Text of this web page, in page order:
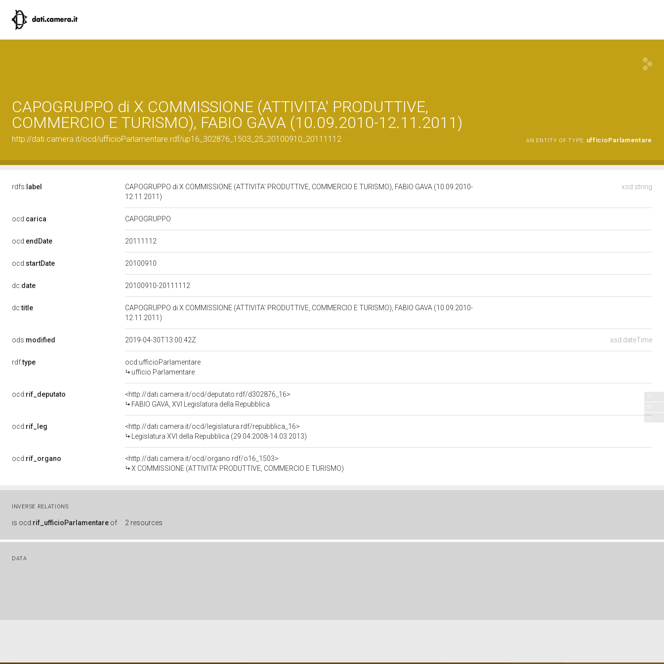
CAPOGRUPPO di X COMMISSIONE (ATTIVITA' PRODUTTIVE,
COMMERCIO E TURISMO), FABIO GAVA (10.09.2010-12.11.2011)
http://dati.camera.it/ocd/ufficioParlamentare.rdf/up16_302876_1503_25_20100910_20111112 AN ENTITY OF TYPE: ufficioParlamentare
rdfs: label xsd:string
CAPOGRUPPO di X COMMISSIONE (ATTIVITA' PRODUTTIVE, COMMERCIO E TURISMO), FABIO GAVA (10.09.2010-
12.11.2011)
ocd:carica CAPOGRUPPO
ocd:endDate 20111112
ocd:startDate 20100910
dc:date 20100910-20111112
dc:title
CAPOGRUPPO di X COMMISSIONE (ATTIVITA' PRODUTTIVE, COMMERCIO E TURISMO), FABIO GAVA (10.09.2010-
12.11.2011)
ods:modified xsd:dateTime
2019-04-30T13:00:42Z
rdf:type
ocd:ufficioParlamentare
ufficio Parlamentare
ocd:rif_deputato
<http://dati.camera.it/ocd/deputato.rdf/d302876_16>
FABIO GAVA, XVI Legislatura della Repubblica
ocd:rif_leg
<http://dati.camera.it/ocd/legislatura.rdf/repubblica_16>
Legislatura XVI della Repubblica (29.04.2008-14.03.2013)
ocd:rif_organo
<http://dati.camera.it/ocd/organo.rdf/o16_1503>
X COMMISSIONE (ATTIVITA' PRODUTTIVE, COMMERCIO E TURISMO)
INVERSE RELATIONS
is ocd:rif_ufficioParlamentare of 2 resources
DATA